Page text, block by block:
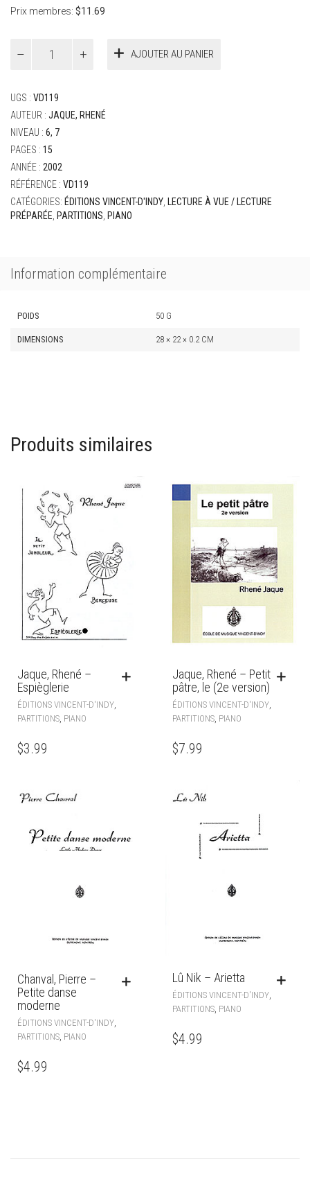
Prix membres: $11.69
lecture
à
vue
2
AJOUTER AU PANIER
UGS : VD119
AUTEUR : JAQUE, RHENÉ
NIVEAU : 6, 7
PAGES : 15
ANNÉE : 2002
RÉFÉRENCE : VD119
CATÉGORIES: ÉDITIONS VINCENT-D'INDY
LECTURE À VUE / LECTURE
PRÉPARÉE PARTITIONS PIANO
Information complémentaire
POIDS 50 G
DIMENSIONS 28 × 22 × 0.2 CM
Produits similaires
Jaque, Rhené –
Espièglerie
ÉDITIONS VINCENT-D'INDY
PARTITIONS PIANO
$3.99
Jaque, Rhené – Petit
pâtre, le (2e version)
ÉDITIONS VINCENT-D'INDY
PARTITIONS PIANO
$7.99
Chanval, Pierre –
Petite danse
moderne
ÉDITIONS VINCENT-D'INDY,
PARTITIONS, PIANO
$4.99
Lû Nik – Arietta
ÉDITIONS VINCENT-D'INDY
PARTITIONS PIANO
$4.99